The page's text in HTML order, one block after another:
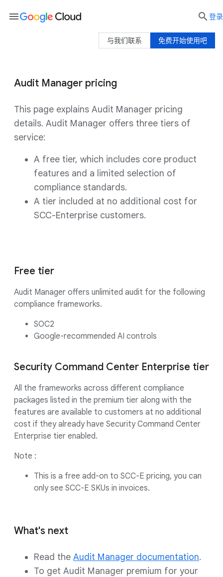
Audit Manager pricing
This page explains Audit Manager pricing
details. Audit Manager offers three tiers of
service:
A free tier, which includes core product
features and a limited selection of
compliance standards.
A tier included at no additional cost for
SCC-Enterprise customers.
Free tier
Audit Manager offers unlimited audit for the following
compliance frameworks.
SOC2
Google-recommended AI controls
Security Command Center Enterprise tier
All the frameworks across different compliance
packages listed in the premium tier along with the
features are available to customers at no additional
cost if they already have Security Command Center
Enterprise tier enabled.
Note :
This is a free add-on to SCC-E pricing, you can
only see SCC-E SKUs in invoices.
What's next
Read the Audit Manager documentation.
To get Audit Manager premium for your
menu  登录
免费开始使用吧
与我们联系